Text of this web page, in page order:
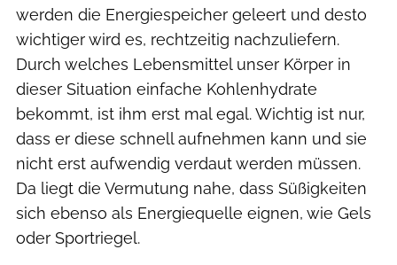
werden die Energiespeicher geleert und desto
wichtiger wird es, rechtzeitig nachzuliefern.
Durch welches Lebensmittel unser Körper in
dieser Situation einfache Kohlenhydrate
bekommt, ist ihm erst mal egal. Wichtig ist nur,
dass er diese schnell aufnehmen kann und sie
nicht erst aufwendig verdaut werden müssen.
Da liegt die Vermutung nahe, dass Süßigkeiten
sich ebenso als Energiequelle eignen, wie Gels
oder Sportriegel.